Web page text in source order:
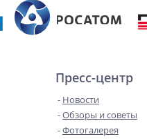
Пресс-центр
Новости
Обзоры и советы
Фотогалерея